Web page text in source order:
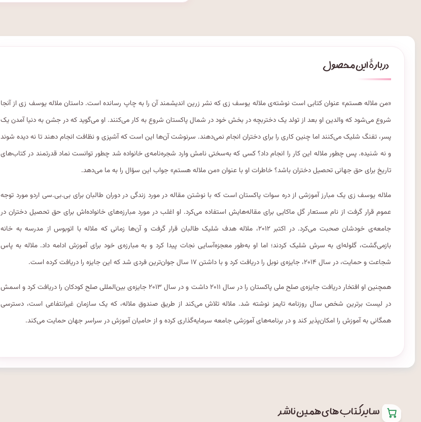
«من ملاله هستم» عنوان کتابی است نوشته‌ی ملاله یوسف زی که نشر زرین اندیشمند آن را به چاپ رسانده است. داستان ملاله یوسف زی از آنجا
شروع می‌شود که والدین او بعد از تولد یک دختربچه در بخش خود در شمال پاکستان شروع به کار می‌کنند. او می‌گوید که در جشن به دنیا آمدن یک
پسر، تفنگ شلیک می‌کنند اما چنین کاری را برای دختران انجام نمی‌دهند. سرنوشت آن‌ها این است که آشپزی و نظافت انجام دهند تا نه دیده شوند
و نه شنیده. پس چطور ملاله این کار را انجام داد؟ کسی که به‌سختی نامش وارد شجره‌نامه‌ی خانواده شد چطور توانست نماد قدرتمند در کتاب‌های
تاریخ برای حق جهانی تحصیل دختران باشد؟ خاطرات او با عنوان «من ملاله هستم» جواب این سؤال را به ما می‌دهد.
ملاله یوسف زی یک مبارز آموزشی از دره سوات پاکستان است که با نوشتن مقاله در مورد زندگی در دوران طالبان برای بی.بی.سی اردو مورد توجه
عموم قرار گرفت از نام مستعار گل ماکایی برای مقاله‌هایش استفاده می‌کرد. او اغلب در مورد مبارزه‌های خانواده‌اش برای حق تحصیل دختران در
جامعه‌ی خودشان صحبت می‌کرد. در اکتبر ۲۰۱۲، ملاله هدف شلیک طالبان قرار گرفت و آن‌ها زمانی که ملاله با اتوبوس از مدرسه به خانه
بازمی‌گشت، گلوله‌ای به سرش شلیک کردند؛ اما او به‌طور معجزه‌آسایی نجات پیدا کرد و به مبارزه‌ی خود برای آموزش ادامه داد. ملاله به پاس
شجاعت و حمایت، در سال ۲۰۱۴، جایزه‌ی نوبل را دریافت کرد و با داشتن ۱۷ سال جوان‌ترین فردی شد که این جایزه را دریافت کرده است.
همچنین او افتخار دریافت جایزه‌ی صلح ملی پاکستان را در سال ۲۰۱۱ داشت و در سال ۲۰۱۳ جایزه‌ی بین‌المللی صلح کودکان را دریافت کرد و اسمش
در لیست برترین شخص سال روزنامه تایمز نوشته شد. ملاله تلاش می‌کند از طریق صندوق ملاله، که یک سازمان غیرانتفاعی است، دسترسی
همگانی به آموزش را امکان‌پذیر کند و در برنامه‌های آموزشی جامعه سرمایه‌گذاری کرده و از حامیان آموزش در سراسر جهان حمایت می‌کند.
سایر کتاب های همین ناشر